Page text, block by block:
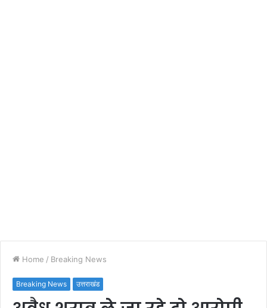
Home / Breaking News
Breaking News उत्तराखंड